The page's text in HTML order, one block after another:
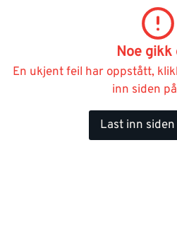
Noe gikk
En ukjent feil har oppstått,
inn siden
Last inn